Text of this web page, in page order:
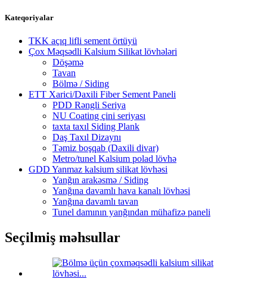
Kateqoriyalar
TKK açıq lifli sement örtüyü
Çox Məqsədli Kalsium Silikat lövhələri
Döşəmə
Tavan
Bölmə / Siding
ETT Xarici/Daxili Fiber Sement Paneli
PDD Rəngli Seriya
NU Coating çini seriyası
taxta taxıl Siding Plank
Daş Taxıl Dizaynı
Təmiz boşqab (Daxili divar)
Metro/tunel Kalsium polad lövhə
GDD Yanmaz kalsium silikat lövhəsi
Yanğın arakəsmə / Siding
Yanğına davamlı hava kanalı lövhəsi
Yanğına davamlı tavan
Tunel damının yanğından mühafizə paneli
Seçilmiş məhsullar